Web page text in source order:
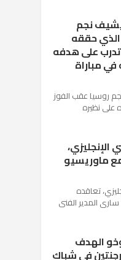
نجم
حققه
تدرب على هدفه
مباراة
روسيا عقب الفوز
الذي حققه منتخب بلاده على نظيره
هد...
ماوريسيو
تعاقده
الرسمي مع ماوريسيو ساري المدير الفني
الهدف
فى شباك